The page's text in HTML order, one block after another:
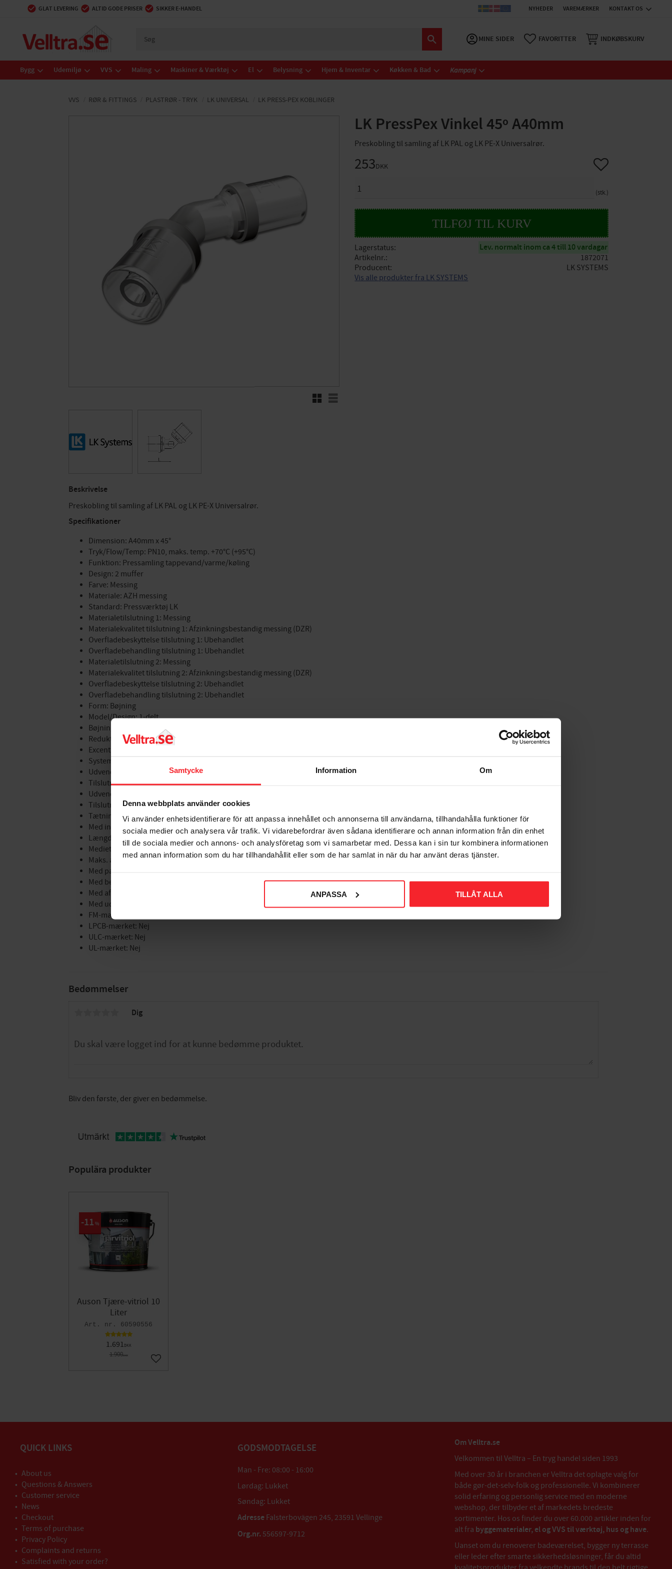
Samtycke Information Om
Denna webbplats använder cookies
Vi använder enhetsidentifierare för att anpassa innehållet och annonserna till användarna, tillhandahålla funktioner för
sociala medier och analysera vår trafik. Vi vidarebefordrar även sådana identifierare och annan information från din enhet
till de sociala medier och annons- och analysföretag som vi samarbetar med. Dessa kan i sin tur kombinera informationen
med annan information som du har tillhandahållit eller som de har samlat in när du har använt deras tjänster.
ANPASSA TILLÅT ALLA
GLAT LEVERING ALTID GODE PRISER SIKKER E-HANDEL NYHEDER VAREMÆRKER KONTAKT OS
MINE SIDER FAVORITTER INDKØBSKURV
Bygg Udemiljø VVS Maling Maskiner & Værktøj El Belysning Hjem & Inventar Køkken & Bad Kampanj
VVS RØR & FITTINGS PLASTRØR - TRYK LK UNIVERSAL LK PRESS-PEX KOBLINGER
LK PressPex Vinkel 45º A40mm
Preskobling til samling af LK PAL og LK PE-X Universalrør.
RutenettListe
253DKK
stk.
Gem som favorit
Lagerstatus Lev. normalt inom ca 4 till 10 vardagar
Artikelnr.
1872071
Producent
LK SYSTEMS
Vis alle produkter fra LK SYSTEMS
Beskrivelse
Preskobling til samling af LK PAL og LK PE-X Universalrør.
Specifikationer
Dimension: A40mm x 45°
Tryk/Flow/Temp: PN10, maks. temp. +70°C (+95°C)
Funktion: Pressamling tappevand/varme/køling
Design: 2 muffer
Farve: Messing
Materiale: AZH messing
Standard: Pressværktøj LK
Materialetilslutning 1: Messing
Materialekvalitet tilslutning 1: Afzinkningsbestandig messing (DZR)
Overfladebeskyttelse tilslutning 1: Ubehandlet
Overfladebehandling tilslutning 1: Ubehandlet
Materialetilslutning 2: Messing
Materialekvalitet tilslutning 2: Afzinkningsbestandig messing (DZR)
Overfladebeskyttelse tilslutning 2: Ubehandlet
Overfladebehandling tilslutning 2: Ubehandlet
Form: Bøjning
Model/Design: 1-delt
Bøjningsvinkel: 45°
Reduktion: Nej
Excentrisk: Nej
Systembundet: Ja
Udvendig rørdiameter tilslutning 1: 40 mm
Tilslutning 1: Pressning muffe
Udvendig rørdiameter tilslutning 2: 40 mm
Tilslutning 2: Presmuffe
Tætningsmateriale: EPDM (ethylenpropylengummi)
Med indvendig stopkant: Ja
Længde: 51,2 mm
Medietemperatur (kontinuerlig): 0 - 70 °C
Maks. arbejdstryk ved 20 °C (PN): 10 bar
Med pakninger: Nej
Med beskyttelseshætte/prop: Nej
Med aftapningsventil: Nej
Med udluftning/udluftning: Nej
FM-mærket: Nej
LPCB-mærket: Nej
ULC-mærket: Nej
UL-mærket: Nej
Bedømmelser
Dig
Bliv den første, der giver en bedømmelse.
Populära produkter
Auson Tjære-vitriol 10
Liter
60590556
1.691DKK
1.900DKK
11 %
Gem som favorit
QUICK LINKS
About us
Questions & Answers
Customer service
News
Checkout
Terms of purchase
Privacy Policy
Complaints and returns
Satisfied with your order?
GODSMODTAGELSE
Man - Fre: 08:00 - 16:00
Lørdag: Lukket
Søndag: Lukket
AdresseFalsterbovägen 245, 23591 Vellinge
Org.nr. 556597-9712
Om Velltra.se
Velkommen til Velltra – En tryg handel siden 1993
Med over 30 år i branchen er Velltra det oplagte valg for
både gør-det-selv-folk og professionelle. Vi kombinerer
solid erfaring og personlig service med en moderne
webshop, der tilbyder et af markedets bredeste
sortimenter. Hos os finder du over 60.000 artikler inden for
alt fra byggematerialer, el og VVS til værktøj, hus og have.
Uanset om du renoverer badeværelset, bygger ny terrasse
eller leder efter smarte sikkerhedsløsninger, får du altid